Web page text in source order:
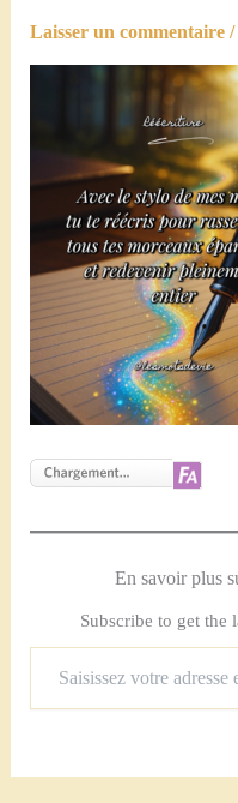
Laisser un commentaire /
En savoir plus
Subscribe to get the
votre
adresse